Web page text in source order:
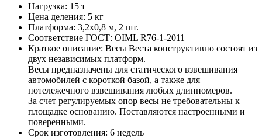
Нагрузка: 15 т
Цена деления: 5 кг
Платформа: 3,2х0,8 м, 2 шт.
Соответствие ГОСТ: OIML R76-1-2011
Краткое описание: Весы Веста конструктивно состоят из
двух независимых платформ.
Весы предназначены для статического взвешивания
автомобилей с короткой базой, а также для
потележечного взвешивания любых длинномеров.
За счет регулируемых опор весы не требовательны к
площадке основанию. Поставляются настроенными и
поверенными.
Срок изготовления: 6 недель